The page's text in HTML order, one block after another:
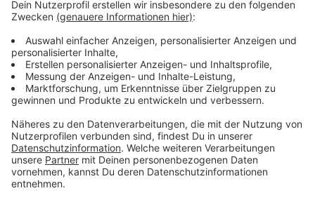
Guido Cantz.
Guido ist aktuell auch auf Tour mit seinem Programm
"Komische Zeiten" -Hier gibt es alle Infos